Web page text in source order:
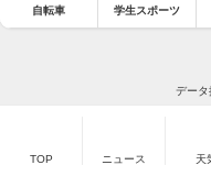
自転車 学生スポーツ
データ
TOP ニュース 天